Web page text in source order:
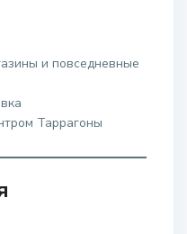
и повседневные
Таррагоны